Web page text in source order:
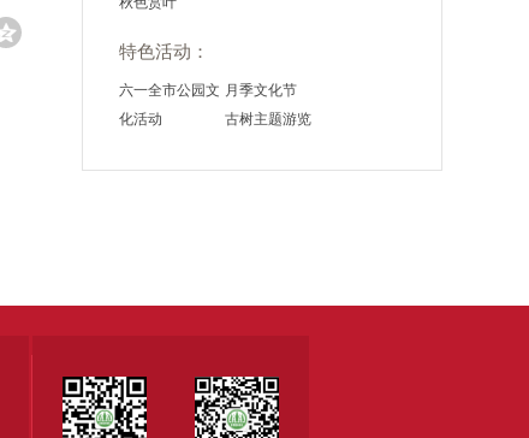
特色活动：
六一全市公园文
化活动
月季文化节
古树主题游览